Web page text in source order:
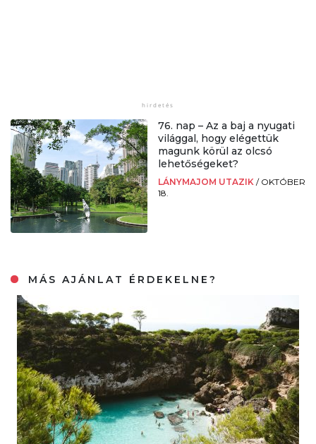
76. nap – Az a baj a nyugati
világgal, hogy elégettük
magunk körül az olcsó
lehetőségeket?
LÁNYMAJOM UTAZIK / OKTÓBER
18.
MÁS AJÁNLAT ÉRDEKELNE?